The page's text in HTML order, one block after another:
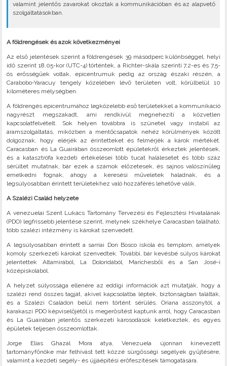
valamint jelentős zavarokat okoztak a kommunikációban és az alapvető
szolgáltatásokban.
A földrengések és azok következményei
Az első jelentések szerint a földrengések 39 másodperc különbséggel, helyi
idő szerint 18.05-kor (UTC-4) történtek, a Richter-skála szerinti 7,2-es és 7,5-
ös erősségűek voltak, epicentrumuk pedig az ország északi részén, a
Carabobo-Yaracuy tengely közelében lévő területen volt, körülbelül 10
kilométeres mélységben.
A földrengés epicentrumához legközelebb eső területekkel a kommunikáció
nagyrészt megszakadt, ami rendkívül megnehezíti a közvetlen
kapcsolatfelvételt. Sok helyen továbbra is szünetel vagy instabil az
áramszolgáltatás, miközben a mentőcsapatok nehéz körülmények között
dolgoznak, hogy elérjék az érintetteket és felmérjék a károk mértékét.
Caracasban és La Guairában összeomlott épületekről érkeztek jelentések,
és a katasztrófa kezdeti értékelései több tucat halálesetet és több száz
sérültet mutatnak, bár ezek a számok előzetesek, és sajnos valószínűleg
emelkedni fognak, ahogy a keresési műveletek haladnak, és a
legsúlyosabban érintett területekhez való hozzáférés lehetővé válik.
A Szalézi Család helyzete
A venezuelai Szent Lukács Tartomány Tervezési és Fejlesztési Hivatalának
(PDO) legfrissebb jelentése szerint, melynek székhelye Caracasban található,
több szalézi intézmény is károkat szenvedett.
A legsúlyosabban érintett a sarriai Don Bosco iskola és templom, amelyek
komoly szerkezeti károkat szenvedtek. További, bár kevésbé súlyos károkat
jelentettek Altamirából, La Doloridából, Marichesből és a San José-i
középiskolából.
A helyzet súlyossága ellenére az eddigi információk azt mutatják, hogy a
szalézi rend összes tagját, akivel kapcsolatba léptek, biztonságban találták,
és a Szalézi Családon belül nem történt sérülés. Oriana asszonytól, a
karakaszi PDO képviselőjétől is megerősítést kaptunk arról, hogy Caracasban
és La Guairában jelentős szerkezeti károsodások keletkeztek, és egyes
épületek teljesen összeomlottak.
Jorge Elías Ghazal Mora atya, Venezuela újonnan kinevezett
tartományfőnöke már felhívást tett közzé sürgősségi segélyek gyűjtésére,
valamint a kezdeti segély- és újjáépítési erőfeszítések támogatására.